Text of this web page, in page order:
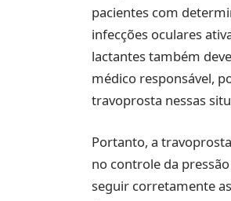
pacientes com
infecções oculares
lactantes também
médico responsável,
travoprosta nessas
Portanto, a
no controle da
seguir corretamente